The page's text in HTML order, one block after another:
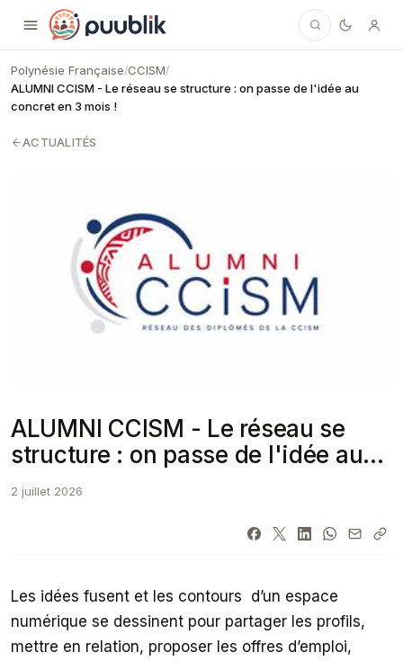
Puublik
Polynésie Française/CCISM/
ALUMNI CCISM - Le réseau se structure : on passe de l'idée au
concret en 3 mois !
ACTUALITÉS
ALUMNI CCISM - Le réseau se
structure : on passe de l'idée au
concret en 3 mois !
2 juillet 2026
Les idées fusent et les contours d’un espace
numérique se dessinent pour partager les profils,
mettre en relation, proposer les offres d’emploi,